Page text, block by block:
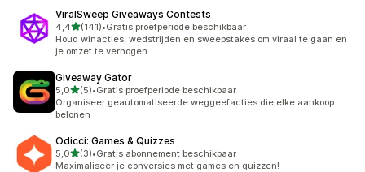
ViralSweep Giveaways Contests
4,4van 5 sterren
(141)
141 recensies in totaal
•Gratis proefperiode beschikbaar
Houd winacties, wedstrijden en sweepstakes om viraal te gaan en
je omzet te verhogen
Giveaway Gator
5,0van 5 sterren
(5)
5 recensies in totaal
•Gratis proefperiode beschikbaar
Organiseer geautomatiseerde weggeefacties die elke aankoop
belonen
Odicci: Games & Quizzes
5,0van 5 sterren
(3)
3 recensies in totaal
•Gratis abonnement beschikbaar
Maximaliseer je conversies met games en quizzen!